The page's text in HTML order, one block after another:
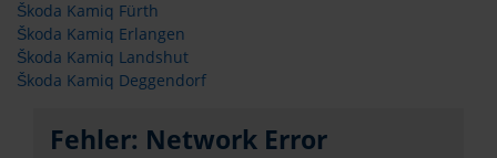
Škoda Kamiq Fürth
Škoda Kamiq Erlangen
Škoda Kamiq Landshut
Škoda Kamiq Deggendorf
Fehler: Network Error